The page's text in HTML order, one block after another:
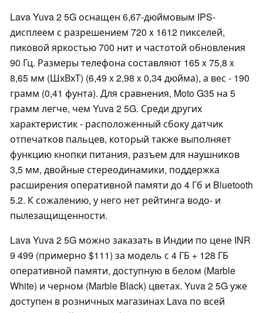
Lava Yuva 2 5G оснащен 6,67-дюймовым IPS-
дисплеем с разрешением 720 x 1612 пикселей,
пиковой яркостью 700 нит и частотой обновления
90 Гц. Размеры телефона составляют 165 x 75,8 x
8,65 мм (ШхВхТ) (6,49 x 2,98 x 0,34 дюйма), а вес - 190
грамм (0,41 фунта). Для сравнения, Moto G35 на 5
грамм легче, чем Yuva 2 5G. Среди других
характеристик - расположенный сбоку датчик
отпечатков пальцев, который также выполняет
функцию кнопки питания, разъем для наушников
3,5 мм, двойные стереодинамики, поддержка
расширения оперативной памяти до 4 Гб и Bluetooth
5.2. К сожалению, у него нет рейтинга водо- и
пылезащищенности.
Lava Yuva 2 5G можно заказать в Индии по цене INR
9 499 (примерно $111) за модель с 4 ГБ + 128 ГБ
оперативной памяти, доступную в белом (Marble
White) и черном (Marble Black) цветах. Yuva 2 5G уже
доступен в розничных магазинах Lava по всей